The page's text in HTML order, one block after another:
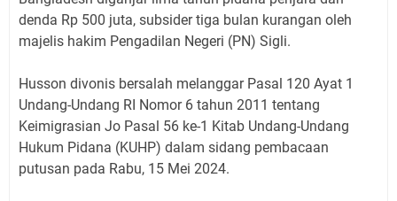
denda Rp 500 juta, subsider tiga bulan kurangan oleh
majelis hakim Pengadilan Negeri (PN) Sigli.
Husson divonis bersalah melanggar Pasal 120 Ayat 1
Undang-Undang RI Nomor 6 tahun 2011 tentang
Keimigrasian Jo Pasal 56 ke-1 Kitab Undang-Undang
Hukum Pidana (KUHP) dalam sidang pembacaan
putusan pada Rabu, 15 Mei 2024.